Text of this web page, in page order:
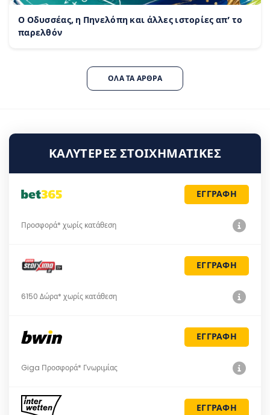
Ο Οδυσσέας, η Πηνελόπη και άλλες ιστορίες απ’ το
παρελθόν
ΌΛΑ ΤΑ ΆΡΘΡΑ
ΚΑΛΎΤΕΡΕΣ ΣΤΟΙΧΗΜΑΤΙΚΈΣ
ΕΓΓΡΑΦΗ
Προσφορά* χωρίς κατάθεση
ΕΓΓΡΑΦΗ
6150 Δώρα* χωρίς κατάθεση
ΕΓΓΡΑΦΗ
Giga Προσφορά* Γνωριμίας
ΕΓΓΡΑΦΗ